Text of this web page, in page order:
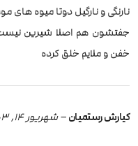
نارنگی و نارگیل دوتا میوه های
جفتشون هم اصلا شیرین
خفن و ملایم خلق کرده
کیارش رستمیان–شهریور 14, 1403